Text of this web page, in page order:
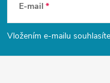
p
a
E-mail
Vložením e-mailu